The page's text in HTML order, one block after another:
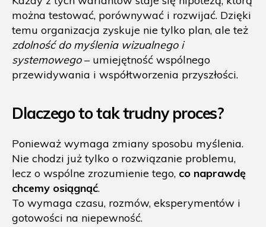
można testować, porównywać i rozwijać. Dzięki
temu organizacja zyskuje nie tylko plan, ale też
zdolność do myślenia wizualnego i
systemowego– umiejętność wspólnego
przewidywania i współtworzenia przyszłości.
Dlaczego to tak trudny proces?
Ponieważ wymaga zmiany sposobu myślenia.
Nie chodzi już tylko o rozwiązanie problemu,
lecz o wspólne zrozumienie tego, co naprawdę
chcemy osiągnąć.
To wymaga czasu, rozmów, eksperymentów i
gotowości na niepewność.